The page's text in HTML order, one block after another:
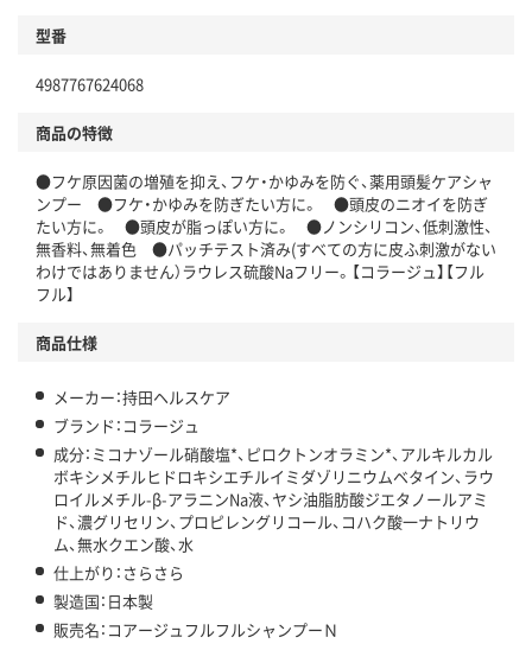
型番
4987767624068
商品の特徴
●フケ原因菌の増殖を抑え、フケ・かゆみを防ぐ、薬用頭髪ケアシャ
ンプー ●フケ・かゆみを防ぎたい方に。 ●頭皮のニオイを防ぎ
たい方に。 ●頭皮が脂っぽい方に。 ●ノンシリコン、低刺激性、
無香料、無着色 ●パッチテスト済み(すべての方に皮ふ刺激がない
わけではありません）ラウレス硫酸Naフリー。【コラージュ】【フル
フル】
商品仕様
メーカー：持田ヘルスケア
ブランド：コラージュ
成分：ミコナゾール硝酸塩*、ピロクトンオラミン*、アルキルカル
ボキシメチルヒドロキシエチルイミダゾリニウムベタイン、ラウ
ロイルメチル-β-アラニンNa液、ヤシ油脂肪酸ジエタノールアミ
ド、濃グリセリン、プロピレングリコール、コハク酸一ナトリウ
ム、無水クエン酸、水
仕上がり：さらさら
製造国：日本製
販売名：コアージュフルフルシャンプーＮ